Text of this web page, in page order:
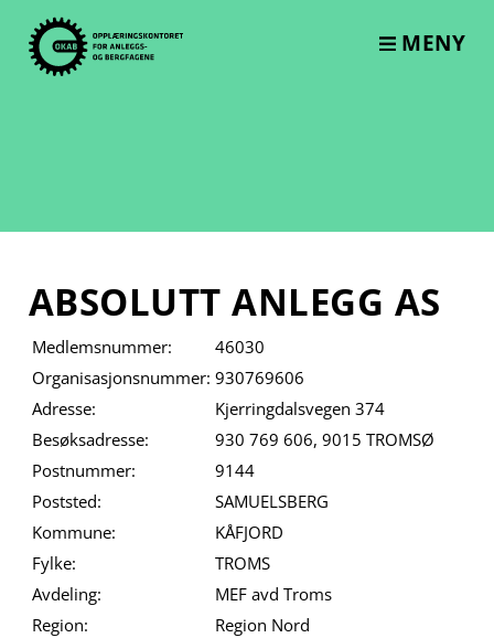
content
MENY
ABSOLUTT ANLEGG AS
Medlemsnummer:
46030
Organisasjonsnummer: 930769606
Adresse:
Kjerringdalsvegen 374
Besøksadresse:
930 769 606, 9015 TROMSØ
Postnummer:
9144
Poststed:
SAMUELSBERG
Kommune:
KÅFJORD
Fylke:
TROMS
Avdeling:
MEF avd Troms
Region:
Region Nord